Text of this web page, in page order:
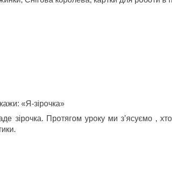
«Я-зірочка»
зірочка. Протягом уроку ми з’ясуємо ,